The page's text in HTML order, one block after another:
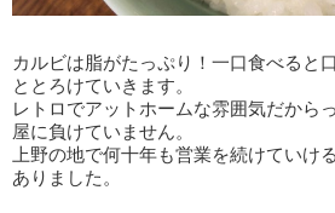
カルビは脂がたっぷり！一口食べると
ととろけていきます。
レトロでアットホームな雰囲気だから
屋に負けていません。
上野の地で何十年も営業を続けていけ
ありました。